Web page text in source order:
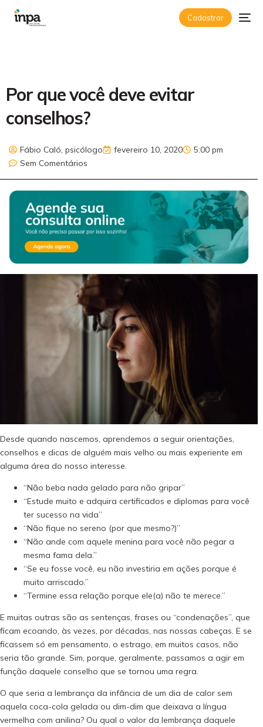
Cadastrar
Por que você deve evitar
conselhos?
Fábio Caló, psicólogo fevereiro 10, 2020
5:00 pm
Sem Comentários
Desde quando nascemos, aprendemos a seguir orientações,
conselhos e dicas de alguém mais velho ou mais experiente em
alguma área do nosso interesse.
“Não beba nada gelado para não gripar”
“Estude muito e adquira certificados e diplomas para você
ter sucesso na vida”
“Não fique no sereno (por que mesmo?)”
“Não ande com aquele menina para você não pegar a
mesma fama dela.”
“Se eu fosse você, eu não investiria em ações porque é
muito arriscado.”
“Termine essa relação porque ele(a) não te merece.” ⠀
E muitas outras são as sentenças, frases ou “condenações”, que
ficam ecoando, às vezes, por décadas, nas nossas cabeças. E se
ficassem só em pensamento, o estrago, em muitos casos, não
seria tão grande. Sim, porque, geralmente, passamos a agir em
função daquele conselho que se tornou uma regra. ⠀
O que seria a lembrança da infância de um dia de calor sem
aquela coca-cola gelada ou dim-dim que deixava a língua
vermelha com anilina? Ou qual o valor da lembrança daquele